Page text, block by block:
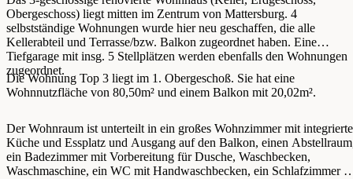
Obergeschoss) liegt mitten im Zentrum von Mattersburg. 4
selbstständige Wohnungen wurde hier neu geschaffen, die alle
Kellerabteil und Terrasse/bzw. Balkon zugeordnet haben. Eine
Tiefgarage mit insg. 5 Stellplätzen werden ebenfalls den Wohnungen
zugeordnet.
Die Wohnung Top 3 liegt im 1. Obergeschoß. Sie hat eine
Wohnnutzfläche von 80,50m² und einem Balkon mit 20,02m².
Der Wohnraum ist unterteilt in ein großes Wohnzimmer mit
Küche und Essplatz und Ausgang auf den Balkon, einen
ein Badezimmer mit Vorbereitung für Dusche, Waschbecken,
Waschmaschine, ein WC mit Handwaschbecken, ein Schlafzimmer